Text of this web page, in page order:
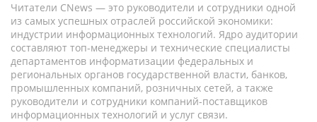
Читатели CNews — это руководители и сотрудники одной
из самых успешных отраслей российской экономики:
индустрии информационных технологий. Ядро аудитории
составляют топ-менеджеры и технические специалисты
департаментов информатизации федеральных и
региональных органов государственной власти, банков,
промышленных компаний, розничных сетей, а также
руководители и сотрудники компаний-поставщиков
информационных технологий и услуг связи.